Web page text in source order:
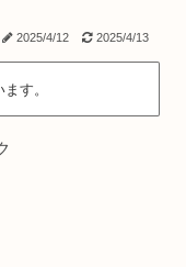
2025/4/12 2025/4/13
す。